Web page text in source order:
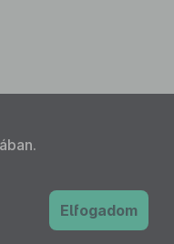
Elfogadom